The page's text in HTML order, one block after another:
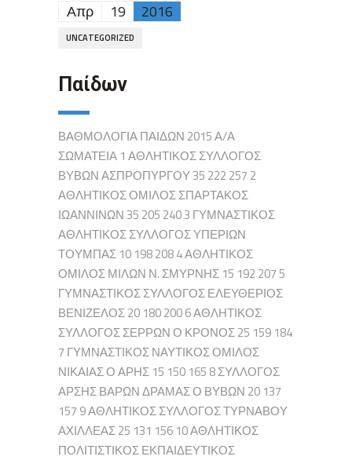
Απρ 19 2016
UNCATEGORIZED
Παίδων
ΒΑΘΜΟΛΟΓΙΑ ΠΑΙΔΩΝ 2015 Α/Α
ΣΩΜΑΤΕΙΑ 1 ΑΘΛΗΤΙΚΟΣ ΣΥΛΛΟΓΟΣ
ΒΥΒΩΝ ΑΣΠΡΟΠΥΡΓΟΥ 35 222 257 2
ΑΘΛΗΤΙΚΟΣ ΟΜΙΛΟΣ ΣΠΑΡΤΑΚΟΣ
ΙΩΑΝΝΙΝΩΝ 35 205 240 3 ΓΥΜΝΑΣΤΙΚΟΣ
ΑΘΛΗΤΙΚΟΣ ΣΥΛΛΟΓΟΣ ΥΠΕΡΙΩΝ
ΤΟΥΜΠΑΣ 10 198 208 4 ΑΘΛΗΤΙΚΟΣ
ΟΜΙΛΟΣ ΜΙΛΩΝ Ν. ΣΜΥΡΝΗΣ 15 192 207 5
ΓΥΜΝΑΣΤΙΚΟΣ ΣΥΛΛΟΓΟΣ ΕΛΕΥΘΕΡΙΟΣ
ΒΕΝΙΖΕΛΟΣ 20 180 200 6 ΑΘΛΗΤΙΚΟΣ
ΣΥΛΛΟΓΟΣ ΣΕΡΡΩΝ Ο ΚΡΟΝΟΣ 25 159 184
7 ΓΥΜΝΑΣΤΙΚΟΣ ΝΑΥΤΙΚΟΣ ΟΜΙΛΟΣ
ΝΙΚΑΙΑΣ Ο ΑΡΗΣ 15 150 165 8 ΣΥΛΛΟΓΟΣ
ΑΡΣΗΣ ΒΑΡΩΝ ΔΡΑΜΑΣ Ο ΒΥΒΩΝ 20 137
157 9 ΑΘΛΗΤΙΚΟΣ ΣΥΛΛΟΓΟΣ ΤΥΡΝΑΒΟΥ
ΑΧΙΛΛΕΑΣ 25 131 156 10 ΑΘΛΗΤΙΚΟΣ
ΠΟΛΙΤΙΣΤΙΚΟΣ ΕΚΠΑΙΔΕΥΤΙΚΟΣ